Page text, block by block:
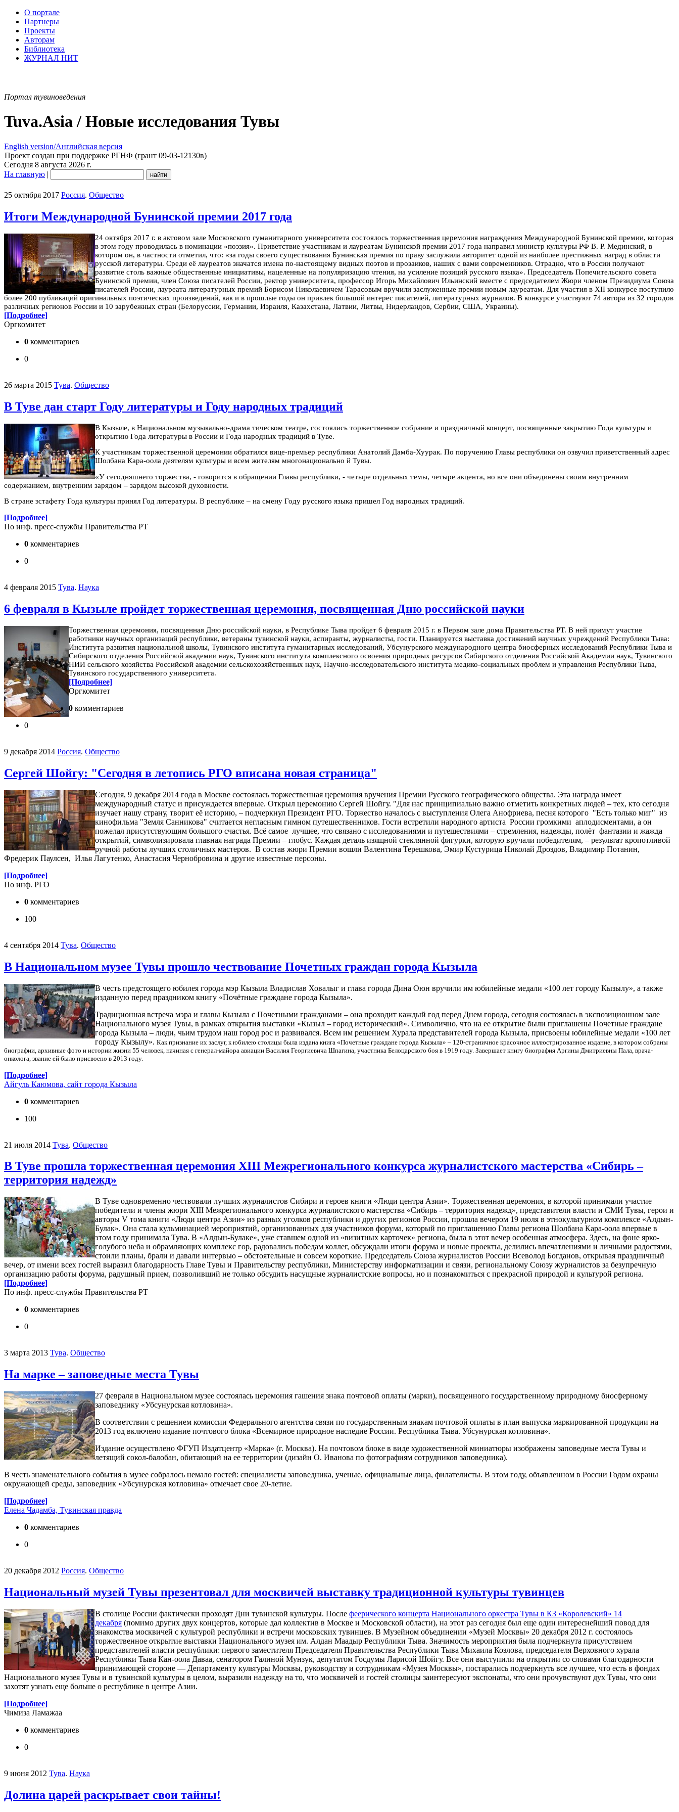
О портале
Партнеры
Проекты
Авторам
Библиотека
ЖУРНАЛ НИТ
Портал тувиноведения
Tuva.Asia / Новые исследования Тувы
English version/Английская версия
Проект создан при поддержке РГНФ (грант 09-03-12130в)
Сегодня 8 августа 2026 г.
На главную |
25 октября 2017 Россия. Общество
Итоги Международной Бунинской премии 2017 года
24 октября 2017 г. в актовом зале Московского гуманитарного университета состоялось торжественная церемония награждения Международной Бунинской премии, которая
в этом году проводилась в номинации «поэзия». Приветствие участникам и лауреатам Бунинской премии 2017 года направил министр культуры РФ В. Р. Мединский, в
котором он, в частности отметил, что: «за годы своего существования Бунинская премия по праву заслужила авторитет одной из наиболее престижных наград в области
русской литературы. Среди её лауреатов значатся имена по-настоящему видных поэтов и прозаиков, наших с вами современников. Отрадно, что в России получают
развитие столь важные общественные инициативы, нацеленные на популяризацию чтения, на усиление позиций русского языка». Председатель Попечительского совета
Бунинской премии, член Союза писателей России, ректор университета, профессор Игорь Михайлович Ильинский вместе с председателем Жюри членом Президиума Союза
писателей России, лауреата литературных премий Борисом Николаевичем Тарасовым вручили заслуженные премии новым лауреатам. Для участия в ХII конкурсе поступило
более 200 публикаций оригинальных поэтических произведений, как и в прошлые годы он привлек большой интерес писателей, литературных журналов. В конкурсе участвуют 74 автора из 32 городов
различных регионов России и 10 зарубежных стран (Белоруссии, Германии, Израиля, Казахстана, Латвии, Литвы, Нидерландов, Сербии, США, Украины).
[Подробнее]
Оргкомитет
0 комментариев
0
26 марта 2015 Тува. Общество
В Туве дан старт Году литературы и Году народных традиций
В Кызыле, в Национальном музыкально-драма тическом театре, состоялись торжественное собрание и праздничный концерт, посвященные закрытию Года культуры и
открытию Года литературы в России и Года народных традиций в Туве.
К участникам торжественной церемонии обратился вице-премьер республики Анатолий Дамба-Хуурак. По поручению Главы республики он озвучил приветственный адрес
Шолбана Кара-оола деятелям культуры и всем жителям многонационально й Тувы.
«У сегодняшнего торжества, - говорится в обращении Главы республики, - четыре отдельных темы, четыре акцента, но все они объединены своим внутренним
содержанием, внутренним зарядом – зарядом высокой духовности.
В стране эстафету Года культуры принял Год литературы. В республике – на смену Году русского языка пришел Год народных традиций.
[Подробнее]
По инф. пресс-службы Правительства РТ
0 комментариев
0
4 февраля 2015 Тува. Наука
6 февраля в Кызыле пройдет торжественная церемония, посвященная Дню российской науки
Торжественная церемония, посвященная Дню российской науки, в Республике Тыва пройдет 6 февраля 2015 г. в Первом зале дома Правительства РТ. В ней примут участие
работники научных организаций республики, ветераны тувинской науки, аспиранты, журналисты, гости. Планируется выставка достижений научных учреждений Республики Тыва:
Института развития национальной школы, Тувинского института гуманитарных исследований, Убсунурского международного центра биосферных исследований Республики Тыва и
Сибирского отделения Российской академии наук, Тувинского института комплексного освоения природных ресурсов Сибирского отделения Российской Академии наук, Тувинского
НИИ сельского хозяйства Российской академии сельскохозяйственных наук, Научно-исследовательского института медико-социальных проблем и управления Республики Тыва,
Тувинского государственного университета.
[Подробнее]
Оргкомитет
0 комментариев
0
9 декабря 2014 Россия. Общество
Сергей Шойгу: "Сегодня в летопись РГО вписана новая страница"
Сегодня, 9 декабря 2014 года в Москве состоялась торжественная церемония вручения Премии Русского географического общества. Эта награда имеет
международный статус и присуждается впервые. Открыл церемонию Сергей Шойгу. "Для нас принципиально важно отметить конкретных людей – тех, кто сегодня
изучает нашу страну, творит её историю, – подчеркнул Президент РГО. Торжество началось с выступления Олега Анофриева, песня которого "Есть только миг" из
кинофильма "Земля Санникова" считается негласным гимном путешественников. Гости встретили народного артиста России громкими аплодисментами, а он
пожелал присутствующим большого счастья. Всё самое лучшее, что связано с исследованиями и путешествиями – стремления, надежды, полёт фантазии и жажда
открытий, символизировала главная награда Премии – глобус. Каждая деталь изящной стеклянной фигурки, которую вручали победителям, – результат кропотливой
ручной работы лучших столичных мастеров. В состав жюри Премии вошли Валентина Терешкова, Эмир Кустурица Николай Дроздов, Владимир Потанин,
Фредерик Паулсен, Илья Лагутенко, Анастасия Чернобровина и другие известные персоны.
[Подробнее]
По инф. РГО
0 комментариев
100
4 сентября 2014 Тува. Общество
В Национальном музее Тувы прошло чествование Почетных граждан города Кызыла
В честь предстоящего юбилея города мэр Кызыла Владислав Ховалыг и глава города Дина Оюн вручили им юбилейные медали «100 лет городу Кызылу», а также
изданную перед праздником книгу «Почётные граждане города Кызыла».
Традиционная встреча мэра и главы Кызыла с Почетными гражданами – она проходит каждый год перед Днем города, сегодня состоялась в экспозиционном зале
Национального музея Тувы, в рамках открытия выставки «Кызыл – город исторический». Символично, что на ее открытие были приглашены Почетные граждане
города Кызыла – люди, чьим трудом наш город рос и развивался. Всем им решением Хурала представителей города Кызыла, присвоены юбилейные медали «100 лет
городу Кызылу». Как признание их заслуг, к юбилею столицы была издана книга «Почетные граждане города Кызыла» – 120-страничное красочное иллюстрированное издание, в котором собраны
биографии, архивные фото и истории жизни 55 человек, начиная с генерал-майора авиации Василия Георгиевича Шпагина, участника Белоцарского боя в 1919 году. Завершает книгу биография Аргины Дмитриевны Пала, врача-
онколога, звание ей было присвоено в 2013 году.
[Подробнее]
Айгуль Каюмова, сайт города Кызыла
0 комментариев
100
21 июля 2014 Тува. Общество
В Туве прошла торжественная церемония XIII Межрегионального конкурса журналистского мастерства «Сибирь –
территория надежд»
В Туве одновременно чествовали лучших журналистов Сибири и героев книги «Люди центра Азии». Торжественная церемония, в которой принимали участие
победители и члены жюри XIII Межрегионального конкурса журналистского мастерства «Сибирь – территория надежд», представители власти и СМИ Тувы, герои и
авторы V тома книги «Люди центра Азии» из разных уголков республики и других регионов России, прошла вечером 19 июля в этнокультурном комплексе «Алдын-
Булак». Она стала кульминацией мероприятий, организованных для участников форума, который по приглашению Главы региона Шолбана Кара-оола впервые в
этом году принимала Тува. В «Алдын-Булаке», уже ставшем одной из «визитных карточек» региона, была в этот вечер особенная атмосфера. Здесь, на фоне ярко-
голубого неба и обрамляющих комплекс гор, радовались победам коллег, обсуждали итоги форума и новые проекты, делились впечатлениями и личными радостями,
стоили планы, брали и давали интервью – обстоятельные и совсем короткие. Председатель Союза журналистов России Всеволод Богданов, открывая праздничный
вечер, от имени всех гостей выразил благодарность Главе Тувы и Правительству республики, Министерству информатизации и связи, региональному Союзу журналистов за безупречную
организацию работы форума, радушный прием, позволивший не только обсудить насущные журналистские вопросы, но и познакомиться с прекрасной природой и культурой региона.
[Подробнее]
По инф. пресс-службы Правительства РТ
0 комментариев
0
3 марта 2013 Тува. Общество
На марке – заповедные места Тувы
27 февраля в Национальном музее состоялась церемония гашения знака почтовой оплаты (марки), посвященного государственному природному биосферному
заповеднику «Убсунурская котловина».
В соответствии с решением комиссии Федерального агентства связи по государственным знакам почтовой оплаты в план выпуска маркированной продукции на
2013 год включено издание почтового блока «Всемирное природное наследие России. Республика Тыва. Убсунурская котловина».
Издание осуществлено ФГУП Издатцентр «Марка» (г. Москва). На почтовом блоке в виде художественной миниатюры изображены заповедные места Тувы и
летящий сокол-балобан, обитающий на ее территории (дизайн О. Иванова по фотографиям сотрудников заповедника).
В честь знаменательного события в музее собралось немало гостей: специалисты заповедника, ученые, официальные лица, филателисты. В этом году, объявленном в России Годом охраны
окружающей среды, заповедник «Убсунурская котловина» отмечает свое 20-летие.
[Подробнее]
Елена Чадамба, Тувинская правда
0 комментариев
0
20 декабря 2012 Россия. Общество
Национальный музей Тувы презентовал для москвичей выставку традиционной культуры тувинцев
В столице России фактически проходят Дни тувинской культуры. После феерического концерта Национального оркестра Тувы в КЗ «Королевский» 14
декабря (помимо других двух концертов, которые дал коллектив в Москве и Московской области), на этот раз сегодня был еще один интереснейший повод для
знакомства москвичей с культурой республики и встречи московских тувинцев. В Музейном объединении «Музей Москвы» 20 декабря 2012 г. состоялось
торжественное открытие выставки Национального музея им. Алдан Маадыр Республики Тыва. Значимость мероприятия была подчеркнута присутствием
представителей власти республики: первого заместителя Председателя Правительства Республики Тыва Михаила Козлова, председателя Верховного хурала
Республики Тыва Кан-оола Даваа, сенатором Галиной Мунзук, депутатом Госдумы Ларисой Шойгу. Все они выступили на открытии со словами благодарности
принимающей стороне — Департаменту культуры Москвы, руководству и сотрудникам «Музея Москвы», постарались подчеркнуть все лучшее, что есть в фондах
Национального музея Тувы и в тувинской культуры в целом, выразили надежду на то, что москвичей и гостей столицы заинтересуют экспонаты, что они прочувствуют дух Тувы, что они
захотят узнать еще больше о республике в центре Азии.
[Подробнее]
Чимиза Ламажаа
0 комментариев
0
9 июня 2012 Тува. Наука
Долина царей раскрывает свои тайны!